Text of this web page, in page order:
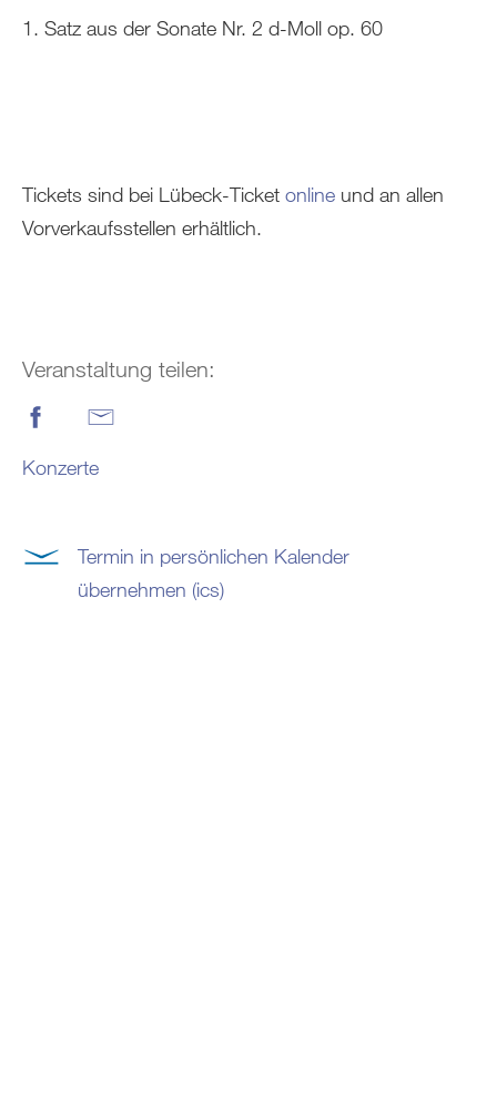
1. Satz aus der Sonate Nr. 2 d-Moll op. 60
Tickets sind bei Lübeck-Ticket online und an allen
Vorverkaufsstellen erhältlich.
Veranstaltung teilen:
Konzerte
Termin in persönlichen Kalender
übernehmen (ics)